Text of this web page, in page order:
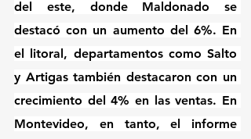
del este, donde Maldonado se
destacó con un aumento del 6%. En
el litoral, departamentos como Salto
y Artigas también destacaron con un
crecimiento del 4% en las ventas. En
Montevideo, en tanto, el informe